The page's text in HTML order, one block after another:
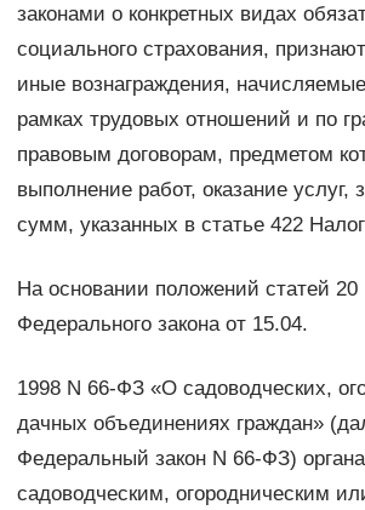
законами о конкретных видах
социального страхования,
иные вознаграждения,
рамках трудовых отношений и по
правовым договорам, предметом
выполнение работ, оказание услуг,
сумм, указанных в статье 422
На основании положений статей 20
Федерального закона от 15.04.
1998 N 66-ФЗ «О садоводческих,
дачных объединениях граждан»
Федеральный закон N 66-ФЗ)
садоводческим, огородническим